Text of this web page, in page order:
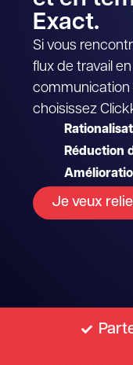
Exact.
Si vous
flux de travail
communication
choisissez
Réduction
Je veux